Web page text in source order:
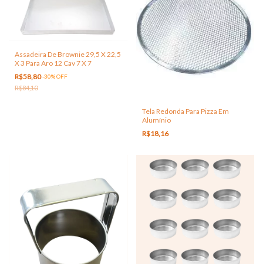
Assadeira De Brownie 29,5 X 22,5
X 3 Para Aro 12 Cav 7 X 7
R$58,80-30%OFF
R$84,10
Tela Redonda Para Pizza Em
Alumínio
R$18,16